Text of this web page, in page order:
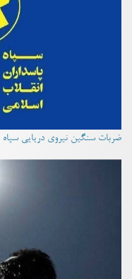
ضربات سنگین نیروی دریایی سپاه